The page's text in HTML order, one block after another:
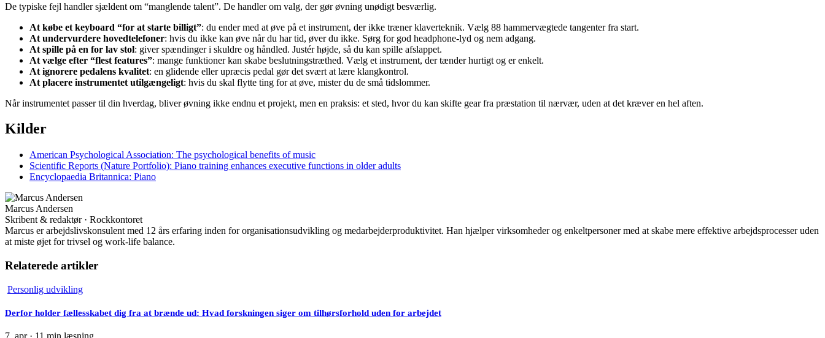
De typiske fejl handler sjældent om “manglende talent”. De handler om valg, der gør øvning unødigt besværlig.
At købe et keyboard “for at starte billigt”: du ender med at øve på et instrument, der ikke træner klaverteknik. Vælg 88 hammervægtede tangenter fra start.
At undervurdere hovedtelefoner: hvis du ikke kan øve når du har tid, øver du ikke. Sørg for god headphone-lyd og nem adgang.
At spille på en for lav stol: giver spændinger i skuldre og håndled. Justér højde, så du kan spille afslappet.
At vælge efter “flest features”: mange funktioner kan skabe beslutningstræthed. Vælg et instrument, der tænder hurtigt og er enkelt.
At ignorere pedalens kvalitet: en glidende eller upræcis pedal gør det svært at lære klangkontrol.
At placere instrumentet utilgængeligt: hvis du skal flytte ting for at øve, mister du de små tidslommer.
Når instrumentet passer til din hverdag, bliver øvning ikke endnu et projekt, men en praksis: et sted, hvor du kan skifte gear fra præstation til nærvær, uden at det kræver en hel aften.
Kilder
American Psychological Association: The psychological benefits of music
Scientific Reports (Nature Portfolio): Piano training enhances executive functions in older adults
Encyclopaedia Britannica: Piano
Marcus Andersen
Skribent & redaktør · Rockkontoret
Marcus er arbejdslivskonsulent med 12 års erfaring inden for organisationsudvikling og medarbejderproduktivitet. Han hjælper virksomheder og enkeltpersoner med at skabe mere effektive arbejdsprocesser uden
at miste øjet for trivsel og work-life balance.
Relaterede artikler
Personlig udvikling
Derfor holder fællesskabet dig fra at brænde ud: Hvad forskningen siger om tilhørsforhold uden for arbejdet